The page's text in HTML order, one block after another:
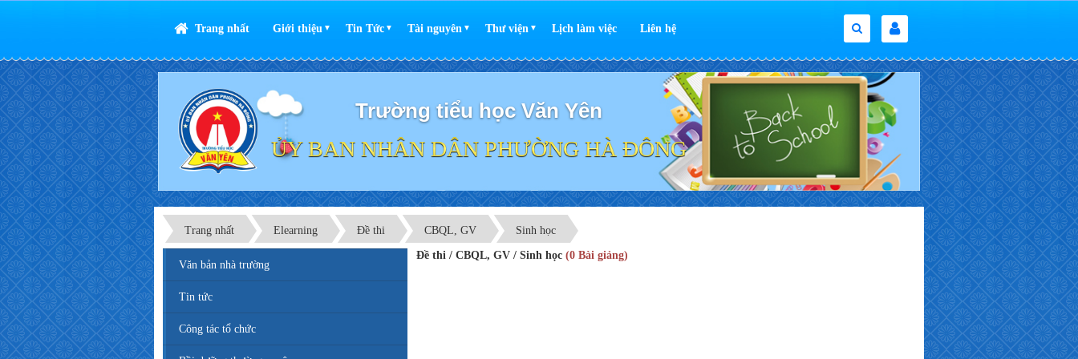
Trang nhất Giới thiệu ▼ Tin Tức ▼ Tài nguyên ▼ Thư viện ▼ Lịch làm việc Liên hệ
Trường tiểu học Văn Yên
ỦY BAN NHÂN DÂN PHƯỜNG HÀ ĐÔNG
Trang nhất Elearning Đề thi CBQL, GV Sinh học
Đề thi / CBQL, GV / Sinh học (0 Bài giảng)
Văn bản nhà trường
Tin tức
Công tác tổ chức